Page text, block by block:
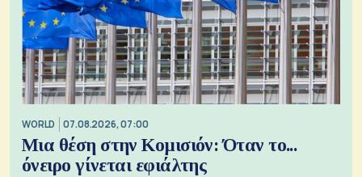
WORLD 07.08.2026, 07:00
Μια θέση στην Κομισιόν: Όταν το...
όνειρο γίνεται εφιάλτης